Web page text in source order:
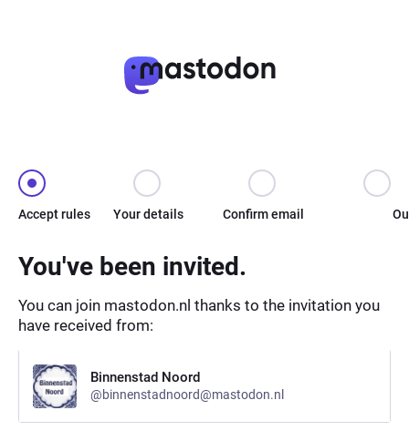
Accept rules Your details Confirm email
You've been invited.
You can join mastodon.nl thanks to the invitation you
have received from:
Binnenstad Noord
@binnenstadnoord@mastodon.nl